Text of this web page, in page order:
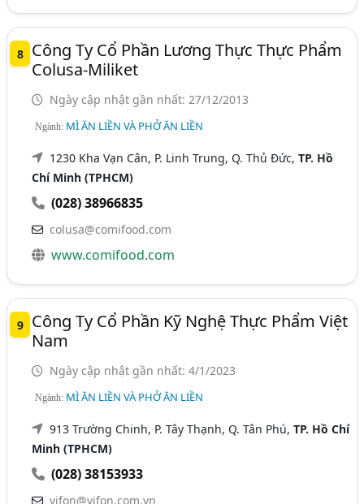
8
Công Ty Cổ Phần Lương Thực Thực Phẩm
Colusa-Miliket
Ngày cập nhật gần nhất: 27/12/2013
Ngành: MÌ ĂN LIỀN VÀ PHỞ ĂN LIỀN
1230 Kha Vạn Cân, P. Linh Trung, Q. Thủ Đức,TP. Hồ
Chí Minh (TPHCM)
(028) 38966835
colusa@comifood.com
www.comifood.com
9
Công Ty Cổ Phần Kỹ Nghệ Thực Phẩm Việt
Nam
Ngày cập nhật gần nhất: 4/1/2023
Ngành: MÌ ĂN LIỀN VÀ PHỞ ĂN LIỀN
913 Trường Chinh, P. Tây Thạnh, Q. Tân Phú,TP. Hồ Chí
Minh (TPHCM)
(028) 38153933
vifon@vifon.com.vn